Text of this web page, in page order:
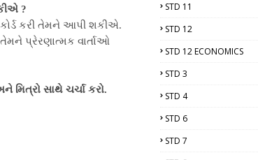
?
કરી તેમને આપી શકીએ.
પ્રેરણાત્મક વાર્તાઓ
મિત્રો સાથે ચર્ચા કરો.
STD 11
STD 12
STD 12 ECONOMICS
STD 3
STD 4
STD 6
STD 7